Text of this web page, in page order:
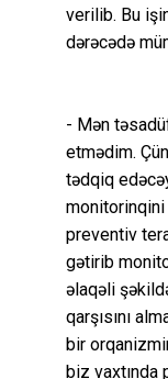
verilib. Bu
dərəcədə
- Mən
etmədim.
tədqiq
monitorinqini
preventiv
gətirib
əlaqəli
qarşısını
bir
biz